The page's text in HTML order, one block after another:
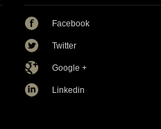
Facebook
Twitter
Google +
Linkedin